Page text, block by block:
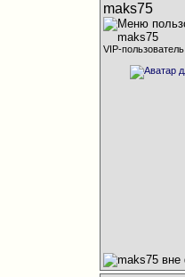
maks75
VIP-пользователь